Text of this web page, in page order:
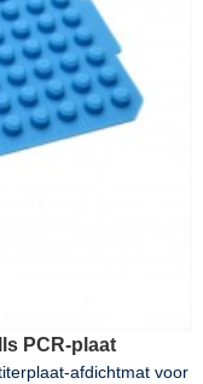
PCR-plaat
afdichtmat voor